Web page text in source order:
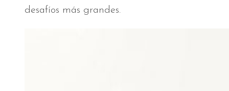
desafíos más grandes.